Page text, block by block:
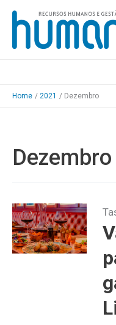
Skip
content
Home 2021 Dezembro